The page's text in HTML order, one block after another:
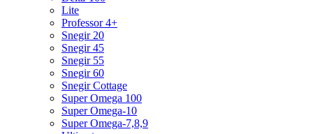
Lite
Professor 4+
Snegir 20
Snegir 45
Snegir 55
Snegir 60
Snegir Cottage
Super Omega 100
Super Omega-10
Super Omega-7,8,9